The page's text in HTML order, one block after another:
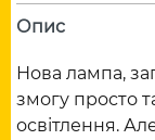
Опис
Нова лампа,
змогу просто
освітлення.